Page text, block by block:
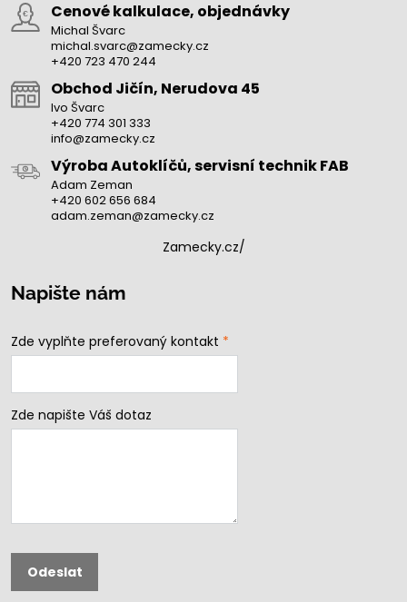
Cenové kalkulace, objednávky
Michal Švarc
michal.svarc@zamecky.cz
+420 723 470 244
Obchod Jičín, Nerudova 45
Ivo Švarc
+420 774 301 333
info@zamecky.cz
Výroba Autoklíčů, servisní technik FAB
Adam Zeman
+420 602 656 684
adam.zeman@zamecky.cz
Zamecky.cz/
Napište nám
Zde vyplňte preferovaný kontakt *
Zde napište Váš dotaz
Odeslat